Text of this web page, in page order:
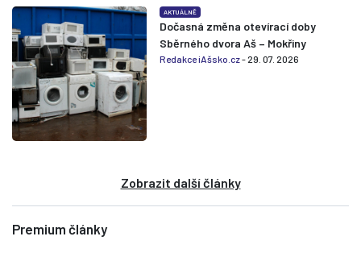
AKTUÁLNĚ
Dočasná změna otevírací doby
Sběrného dvora Aš – Mokřiny
Redakce iAšsko.cz- 29. 07. 2026
Zobrazit další články
Premium články